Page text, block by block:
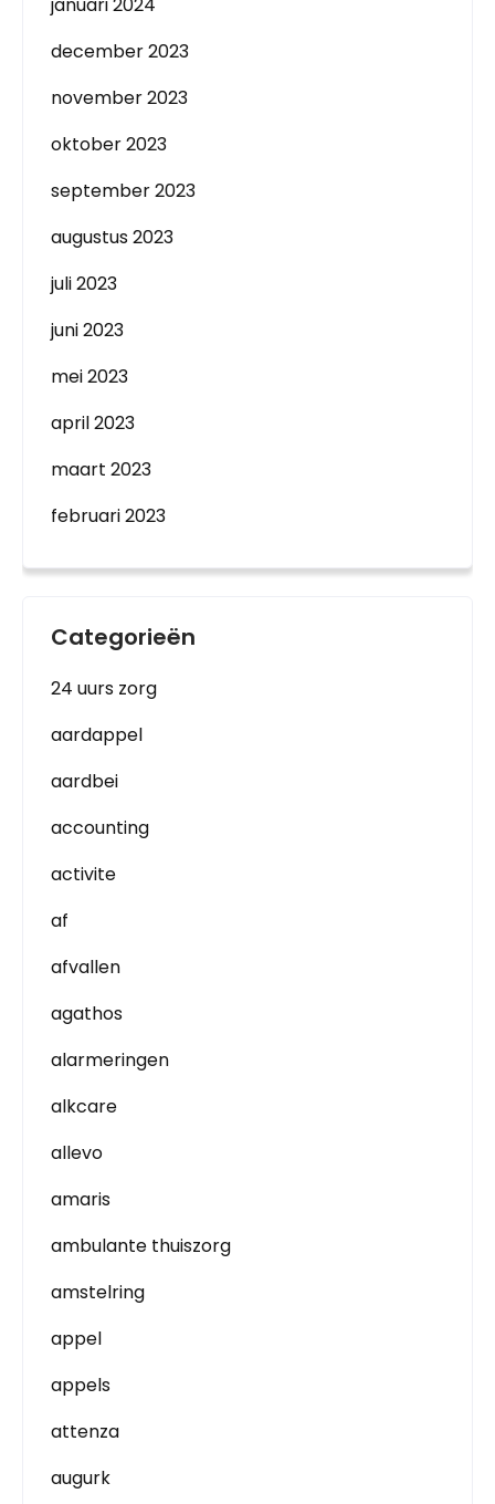
december 2023
november 2023
oktober 2023
september 2023
augustus 2023
juli 2023
juni 2023
mei 2023
april 2023
maart 2023
februari 2023
Categorieën
24 uurs zorg
aardappel
aardbei
accounting
activite
af
afvallen
agathos
alarmeringen
alkcare
allevo
amaris
ambulante thuiszorg
amstelring
appel
appels
attenza
augurk